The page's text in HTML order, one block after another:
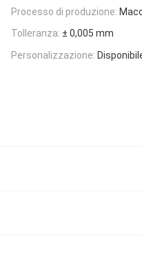
Processo di produzione:
Tolleranza: ± 0,005 mm
Personalizzazione: